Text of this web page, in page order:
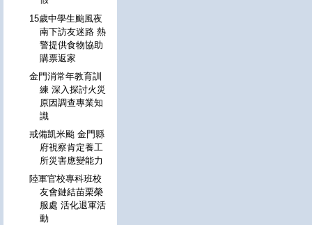
15歲中學生颱風夜
南下訪友迷路 熱
警提供食物協助
購票返家
金門消常年教育訓
練 深入探討火災
原因調查專業知
識
戒備凱米颱 金門縣
府視察肯定養工
所災害應變能力
陸軍官校專科班校
友會鏈結苗栗榮
服處 活化退軍活
動